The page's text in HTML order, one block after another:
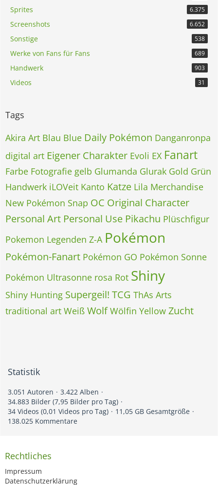
Sprites 6.375
Screenshots 6.652
Sonstige 538
Werke von Fans für Fans 689
Handwerk 903
Videos 31
Tags
Akira Art Blau Blue Daily Pokémon Danganronpa
digital art Eigener Charakter Evoli EX Fanart
Farbe Fotografie gelb Glumanda Glurak Gold Grün
Handwerk iLOVeit Kanto Katze Lila Merchandise
New Pokémon Snap OC Original Character
Personal Art Personal Use Pikachu Plüschfigur
Pokemon Legenden Z-A Pokémon
Pokémon-Fanart Pokémon GO Pokémon Sonne
Pokémon Ultrasonne rosa Rot Shiny
Shiny Hunting Supergeil! TCG ThAs Arts
traditional art Weiß Wolf Wölfin Yellow Zucht
Statistik
3.051 Autoren
3.422 Alben
34.883 Bilder (7,95 Bilder pro Tag)
34 Videos (0,01 Videos pro Tag)
11,05 GB Gesamtgröße
138.025 Kommentare
Rechtliches
Impressum
Datenschutzerklärung